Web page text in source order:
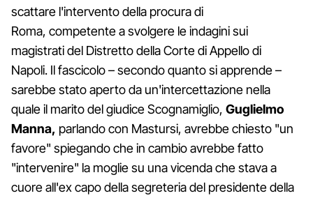
scattare l'intervento della procura di
Roma, competente a svolgere le indagini sui
magistrati del Distretto della Corte di Appello di
Napoli. Il fascicolo – secondo quanto si apprende –
sarebbe stato aperto da un'intercettazione nella
quale il marito del giudice Scognamiglio, Guglielmo
Manna, parlando con Mastursi, avrebbe chiesto "un
favore" spiegando che in cambio avrebbe fatto
"intervenire" la moglie su una vicenda che stava a
cuore all'ex capo della segreteria del presidente della